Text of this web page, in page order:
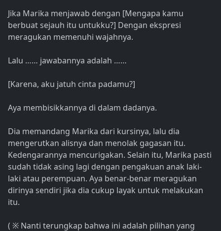
Jika Marika menjawab dengan [Mengapa kamu
berbuat sejauh itu untukku?] Dengan ekspresi
meragukan memenuhi wajahnya.
Lalu …… jawabannya adalah ……
[Karena, aku jatuh cinta padamu?]
Aya membisikkannya di dalam dadanya.
Dia memandang Marika dari kursinya, lalu dia
mengerutkan alisnya dan menolak gagasan itu.
Kedengarannya mencurigakan. Selain itu, Marika pasti
sudah tidak asing lagi dengan pengakuan anak laki-
laki atau perempuan. Aya benar-benar meragukan
dirinya sendiri jika dia cukup layak untuk melakukan
itu.
( ※ Nanti terungkap bahwa ini adalah pilihan yang